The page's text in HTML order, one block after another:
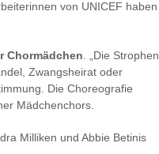
von UNICEF haben
Chormädchen. „Die Strophen
Zwangsheirat oder
Die Choreografie
Mädchenchors.
Milliken und Abbie Betinis